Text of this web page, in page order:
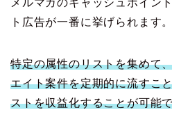
メルマガのキャッシュポイン
ト広告が一番に挙げられます。
特定の属性のリストを集めて
エイト案件を定期的に流すこ
ストを収益化することが可能